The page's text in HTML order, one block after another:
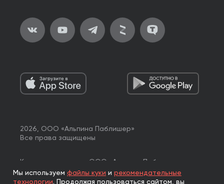
2026, ООО «Альпина Паблишер»
Все права защищены
Книги реализуются ООО «Альпина Паблишер»
по договору комиссии с ООО «Альпина нон-фикшн»,
по договору комиссии с ООО «Альпина ПРО».
Мы используем файлы куки и рекомендательные
технологии. Продолжая пользоваться сайтом, вы